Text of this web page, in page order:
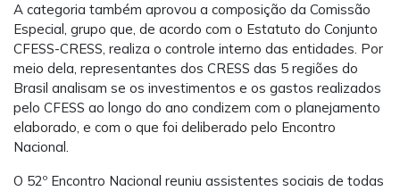
A categoria também aprovou a composição da Comissão
Especial, grupo que, de acordo com o Estatuto do Conjunto
CFESS-CRESS, realiza o controle interno das entidades. Por
meio dela, representantes dos CRESS das 5 regiões do
Brasil analisam se os investimentos e os gastos realizados
pelo CFESS ao longo do ano condizem com o planejamento
elaborado, e com o que foi deliberado pelo Encontro
Nacional.
O 52º Encontro Nacional reuniu assistentes sociais de todas